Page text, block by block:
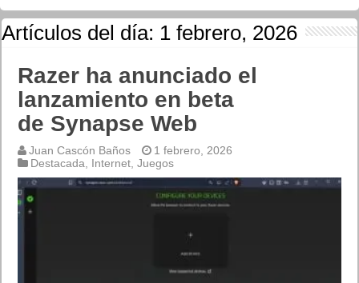
Artículos del día: 1 febrero, 2026
Razer ha anunciado el
lanzamiento en beta
de Synapse Web
Juan Cascón Baños
1 febrero, 2026
Destacada
Internet ,Juegos